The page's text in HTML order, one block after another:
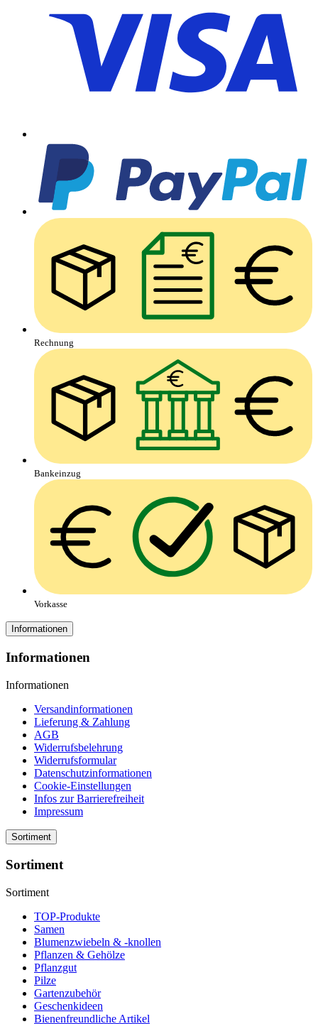
Rechnung
Bankeinzug
Vorkasse
Informationen
Informationen
Informationen
Versandinformationen
Lieferung & Zahlung
AGB
Widerrufsbelehrung
Widerrufsformular
Datenschutzinformationen
Cookie-Einstellungen
Infos zur Barrierefreiheit
Impressum
Sortiment
Sortiment
Sortiment
TOP-Produkte
Samen
Blumenzwiebeln & -knollen
Pflanzen & Gehölze
Pflanzgut
Pilze
Gartenzubehör
Geschenkideen
Bienenfreundliche Artikel